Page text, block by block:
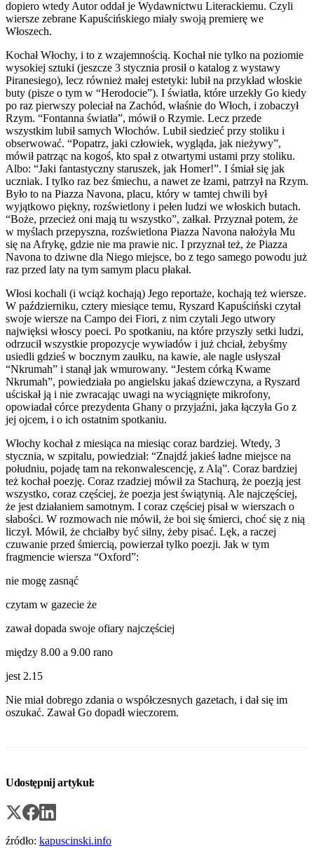
dopiero wtedy Autor oddał je Wydawnictwu Literackiemu. Czyli
wiersze zebrane Kapuścińskiego miały swoją premierę we
Włoszech.
Kochał Włochy, i to z wzajemnością. Kochał nie tylko na poziomie
wysokiej sztuki (jeszcze 3 stycznia prosił o katalog z wystawy
Piranesiego), lecz również małej estetyki: lubił na przykład włoskie
buty (pisze o tym w “Herodocie”). I światła, które urzekły Go kiedy
po raz pierwszy poleciał na Zachód, właśnie do Włoch, i zobaczył
Rzym. “Fontanna światła”, mówił o Rzymie. Lecz przede
wszystkim lubił samych Włochów. Lubił siedzieć przy stoliku i
obserwować. “Popatrz, jaki człowiek, wygląda, jak nieżywy”,
mówił patrząc na kogoś, kto spał z otwartymi ustami przy stoliku.
Albo: “Jaki fantastyczny staruszek, jak Homer!”. I śmiał się jak
uczniak. I tylko raz bez śmiechu, a nawet ze łzami, patrzył na Rzym.
Było to na Piazza Navona, placu, który w tamtej chwili był
wyjątkowo piękny, rozświetlony i pełen ludzi we włoskich butach.
“Boże, przecież oni mają tu wszystko”, załkał. Przyznał potem, że
w myślach przepyszna, rozświetlona Piazza Navona nałożyła Mu
się na Afrykę, gdzie nie ma prawie nic. I przyznał też, że Piazza
Navona to dziwne dla Niego miejsce, bo z tego samego powodu już
raz przed laty na tym samym placu płakał.
Włosi kochali (i wciąż kochają) Jego reportaże, kochają też wiersze.
W październiku, cztery miesiące temu, Ryszard Kapuściński czytał
swoje wiersze na Campo dei Fiori, z nim czytali Jego utwory
najwięksi włoscy poeci. Po spotkaniu, na które przyszły setki ludzi,
odrzucił wszystkie propozycje wywiadów i już chciał, żebyśmy
usiedli gdzieś w bocznym zaułku, na kawie, ale nagle usłyszał
“Nkrumah” i stanął jak wmurowany. “Jestem córką Kwame
Nkrumah”, powiedziała po angielsku jakaś dziewczyna, a Ryszard
uściskał ją i nie zwracając uwagi na wyciągnięte mikrofony,
opowiadał córce prezydenta Ghany o przyjaźni, jaka łączyła Go z
jej ojcem, i o ich ostatnim spotkaniu.
Włochy kochał z miesiąca na miesiąc coraz bardziej. Wtedy, 3
stycznia, w szpitalu, powiedział: “Znajdź jakieś ładne miejsce na
południu, pojadę tam na rekonwalescencję, z Alą”. Coraz bardziej
też kochał poezję. Coraz rzadziej mówił za Stachurą, że poezją jest
wszystko, coraz częściej, że poezja jest świątynią. Ale najczęściej,
że jest działaniem samotnym. I coraz częściej pisał w wierszach o
słabości. W rozmowach nie mówił, że boi się śmierci, choć się z nią
liczył. Mówił, że chciałby być silny, żeby pisać. Lęk, a raczej
czuwanie przed śmiercią, powierzał tylko poezji. Jak w tym
fragmencie wiersza “Oxford”:
nie mogę zasnąć
czytam w gazecie że
zawał dopada swoje ofiary najczęściej
między 8.00 a 9.00 rano
jest 2.15
Nie miał dobrego zdania o współczesnych gazetach, i dał się im
oszukać. Zawał Go dopadł wieczorem.
Udostępnij artykuł:
źródło: kapuscinski.info